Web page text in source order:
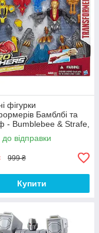
фігурки
Бамблбі та
- Bumblebee & Strafe,
Hero Mashers,
до відправки
999 ₴
Купити